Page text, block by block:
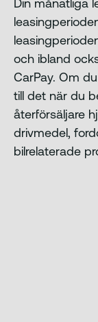
Din månatliga
och ibland
CarPay. Om
till det när du
återförsäljare
drivmedel,
bilrelaterade